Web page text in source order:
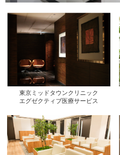
東京ミッドタウンクリニック
エグゼクティブ医療サービス